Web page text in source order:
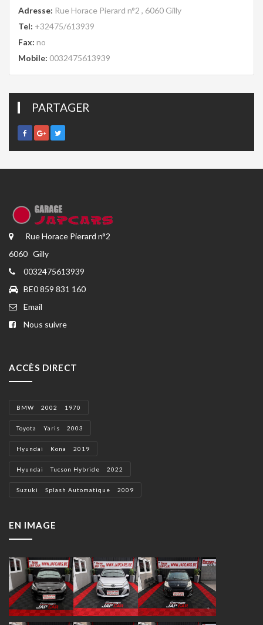
Adresse: Rue Horace Pierard n°2 , 6060 Gilly
Tel: +32475/613939
Fax: no
Mobile: 0032475613939
PARTAGER
Rue Horace Pierard n°2
6060 Gilly
0032475613939
BE0 859 831 160
Email
Nous suivre
ACCÈS DIRECT
BMW 2002 1970
Toyota Yaris 2003
Hyundai Kona 2019
Hyundai Tucson Hybride 2022
Suzuki Splash Automatique 2009
EN IMAGE